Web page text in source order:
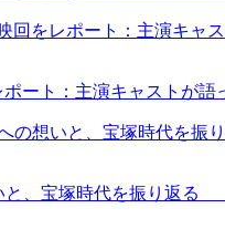
ポート：主演キャストが
、宝塚時代を振り返る